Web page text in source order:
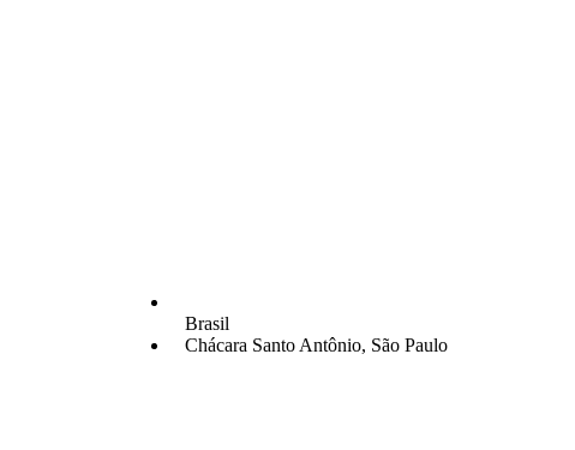
Brasil
Chácara Santo Antônio, São Paulo